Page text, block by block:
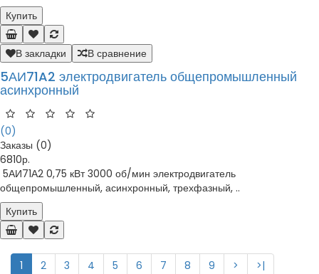
Купить
В закладки В сравнение
5АИ71A2 электродвигатель общепромышленный
асинхронный
(0)
Заказы (0)
6810р.
5АИ71А2 0,75 кВт 3000 об/мин электродвигатель
общепромышленный, асинхронный, трехфазный, ..
Купить
1 2 3 4 5 6 7 8 9 > >|